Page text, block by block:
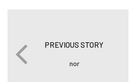
PREVIOUS STORY
nor